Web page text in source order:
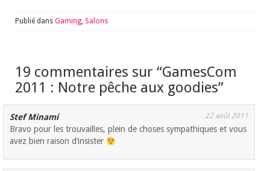
Publié dans Gaming, Salons
19 commentaires sur “GamesCom
2011 : Notre pêche aux goodies”
Stef Minami 22 août 2011
Bravo pour les trouvailles, plein de choses sympathiques et vous
avez bien raison d’insister